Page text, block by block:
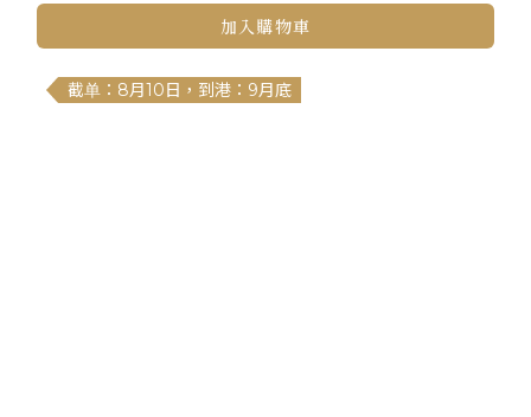
加入購物車
截单：8月10日，到港：9月底